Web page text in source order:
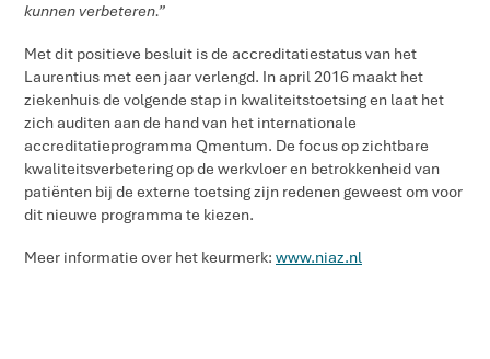
kunnen verbeteren.”
Met dit positieve besluit is de accreditatiestatus van het
Laurentius met een jaar verlengd. In april 2016 maakt het
ziekenhuis de volgende stap in kwaliteitstoetsing en laat het
zich auditen aan de hand van het internationale
accreditatieprogramma Qmentum. De focus op zichtbare
kwaliteitsverbetering op de werkvloer en betrokkenheid van
patiënten bij de externe toetsing zijn redenen geweest om voor
dit nieuwe programma te kiezen.
Meer informatie over het keurmerk: www.niaz.nl